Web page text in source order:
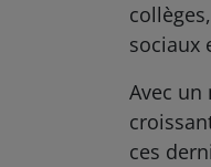
sociaux
Avec un
ces